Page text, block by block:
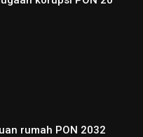
rumah PON 2032